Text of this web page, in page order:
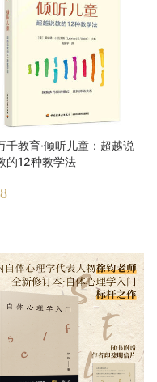
千教育·倾听儿童：超越说
的12种教学法